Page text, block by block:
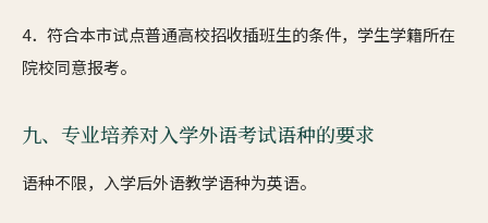
4．符合本市试点普通高校招收插班生的条件，学生学籍所在
院校同意报考。
九、专业培养对入学外语考试语种的要求
语种不限，入学后外语教学语种为英语。